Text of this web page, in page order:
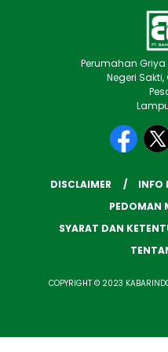
Perumahan Griya
Negeri
DISCLAIMER INFO
PEDOMAN
SYARAT DAN
COPYRIGHT © 2023